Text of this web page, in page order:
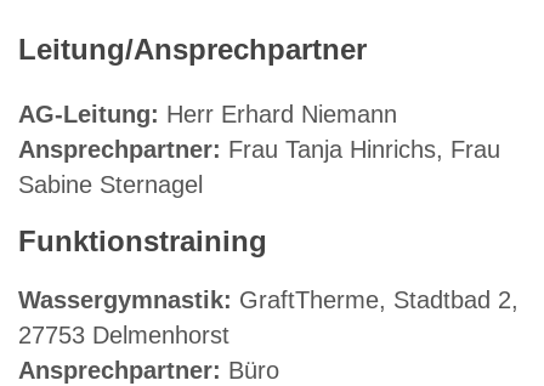
Leitung/Ansprechpartner
AG-Leitung: Herr Erhard Niemann
Ansprechpartner: Frau Tanja Hinrichs, Frau
Sabine Sternagel
Funktionstraining
Wassergymnastik: GraftTherme, Stadtbad 2,
27753 Delmenhorst
Ansprechpartner: Büro